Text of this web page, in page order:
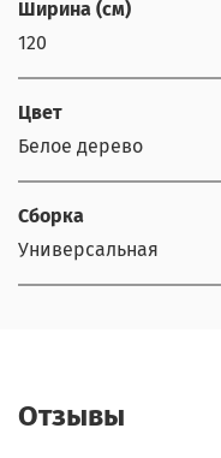
Ширина (см)
120
Цвет
Белое дерево
Сборка
Универсальная
Отзывы